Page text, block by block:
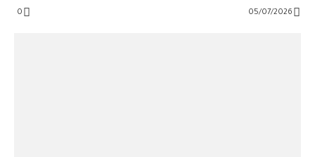
05/07/2026
0